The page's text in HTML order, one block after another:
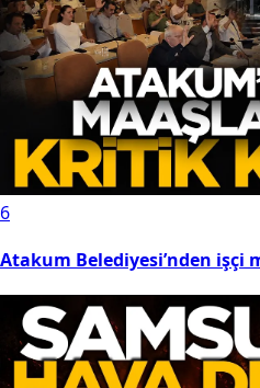
6
Atakum Belediyesi’nden işçi